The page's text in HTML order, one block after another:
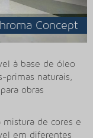
Concept
à base de óleo
primas naturais,
obras
mistura de cores e
em diferentes